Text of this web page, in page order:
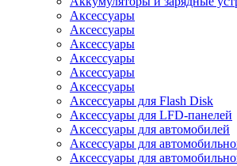
Аксессуары
Аксессуары
Аксессуары
Аксессуары
Аксессуары
Аксессуары
Аксессуары для Flash Disk
Аксессуары для LFD-панелей
Аксессуары для автомобилей
Аксессуары для
Аксессуары для